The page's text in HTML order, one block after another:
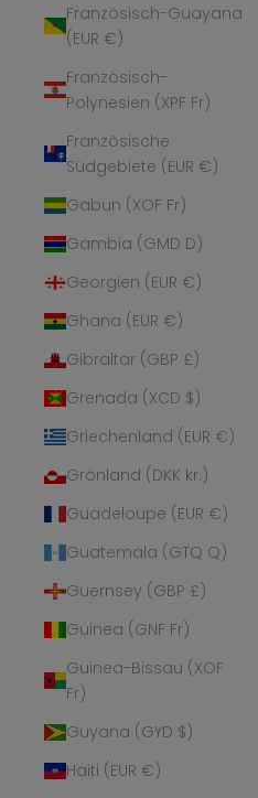
Französisch-Guayana
(EUR €)
Französisch-
Polynesien (XPF Fr)
Französische
Südgebiete (EUR €)
Gabun (XOF Fr)
Gambia (GMD D)
Georgien (EUR €)
Ghana (EUR €)
Gibraltar (GBP £)
Grenada (XCD $)
Griechenland (EUR €)
Grönland (DKK kr.)
Guadeloupe (EUR €)
Guatemala (GTQ Q)
Guernsey (GBP £)
Guinea (GNF Fr)
Guinea-Bissau (XOF
Fr)
Guyana (GYD $)
Haiti (EUR €)